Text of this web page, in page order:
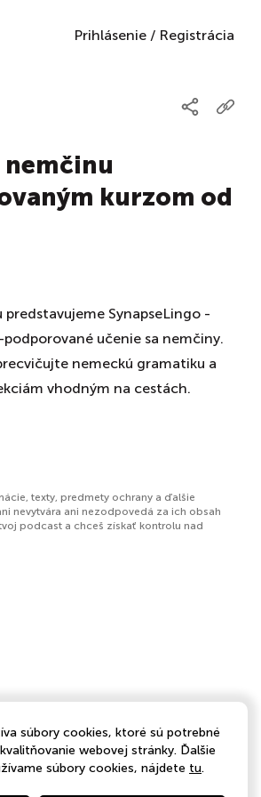
Prihlásenie / Registrácia
nemčinu
kurzom od
SynapseLingo -
učenie sa nemčiny.
nemeckú gramatiku a
vhodným na cestách.
texty, predmety ochrany a ďalšie
nevytvára ani nezodpovedá za ich obsah
podcast a chceš získať kontrolu nad
súbory cookies, ktoré sú potrebné
webovej stránky. Ďalšie
súbory cookies, nájdete tu.